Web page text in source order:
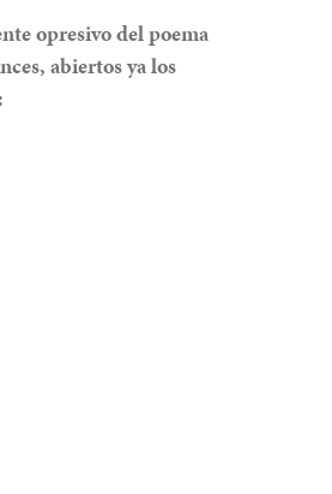
opresivo del poema
abiertos ya los